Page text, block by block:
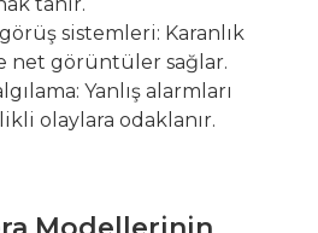
sistemleri: Karanlık
net görüntüler sağlar.
Yanlış alarmları
olaylara odaklanır.